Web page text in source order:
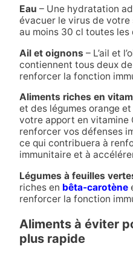
Eau – Une hydratation
évacuer le virus de votre
au moins 30 cl toutes les
Ail et oignons – L’ail et
contiennent tous deux
renforcer la fonction
Aliments riches en
et des légumes orange
votre apport en vitamine
renforcer vos défenses
ce qui contribuera à
immunitaire et à
Légumes à feuilles
riches en bêta-carotène
renforcer la fonction
Aliments à éviter
plus rapide